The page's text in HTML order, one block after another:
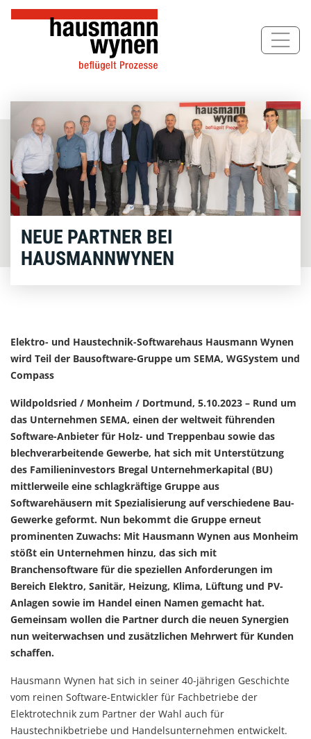
Direkt
NEUE PARTNER BEI
HAUSMANNWYNEN
Elektro- und Haustechnik-Softwarehaus Hausmann Wynen
wird Teil der Bausoftware-Gruppe um SEMA, WGSystem und
Compass
Wildpoldsried / Monheim / Dortmund, 5.10.2023 – Rund um
das Unternehmen SEMA, einen der weltweit führenden
Software-Anbieter für Holz- und Treppenbau sowie das
blechverarbeitende Gewerbe, hat sich mit Unterstützung
des Familieninvestors Bregal Unternehmerkapital (BU)
mittlerweile eine schlagkräftige Gruppe aus
Softwarehäusern mit Spezialisierung auf verschiedene Bau-
Gewerke geformt. Nun bekommt die Gruppe erneut
prominenten Zuwachs: Mit Hausmann Wynen aus Monheim
stößt ein Unternehmen hinzu, das sich mit
Branchensoftware für die speziellen Anforderungen im
Bereich Elektro, Sanitär, Heizung, Klima, Lüftung und PV-
Anlagen sowie im Handel einen Namen gemacht hat.
Gemeinsam wollen die Partner durch die neuen Synergien
nun weiterwachsen und zusätzlichen Mehrwert für Kunden
schaffen.
Hausmann Wynen hat sich in seiner 40-jährigen Geschichte
vom reinen Software-Entwickler für Fachbetriebe der
Elektrotechnik zum Partner der Wahl auch für
Haustechnikbetriebe und Handelsunternehmen entwickelt.